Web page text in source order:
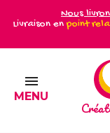
Nous
Livraison enpoint

MENU